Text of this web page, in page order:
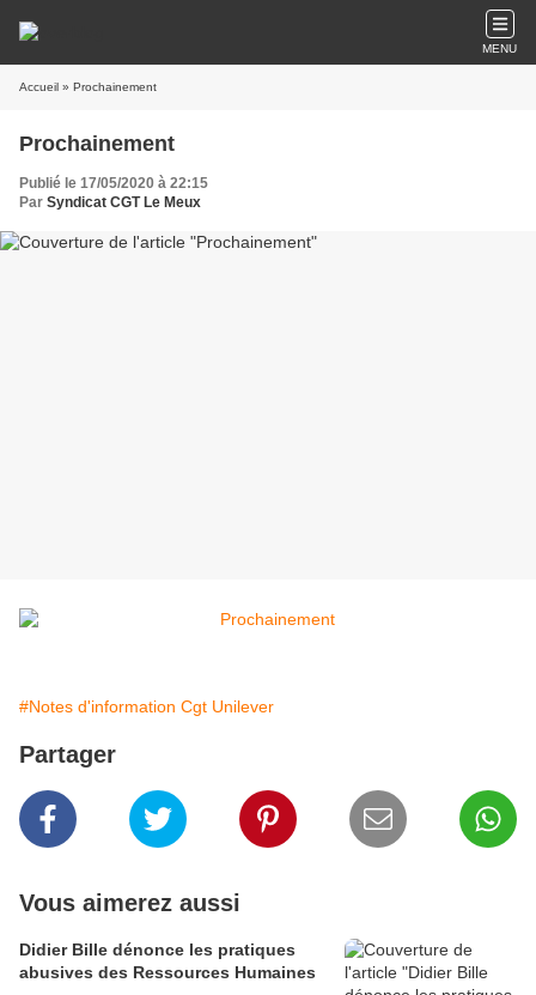
MENU
Accueil » Prochainement
Prochainement
Publié le 17/05/2020 à 22:15
Par Syndicat CGT Le Meux
#Notes d'information Cgt Unilever
Partager
Vous aimerez aussi
Didier Bille dénonce les pratiques
abusives des Ressources Humaines